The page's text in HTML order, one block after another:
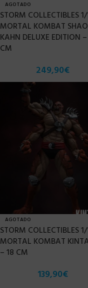
AGOTADO
STORM COLLECTIBLES
MORTAL KOMBAT SHAO
KAHN DELUXE EDITION
CM
249,90€
AGOTADO
STORM COLLECTIBLES
MORTAL KOMBAT
– 18 CM
139,90€